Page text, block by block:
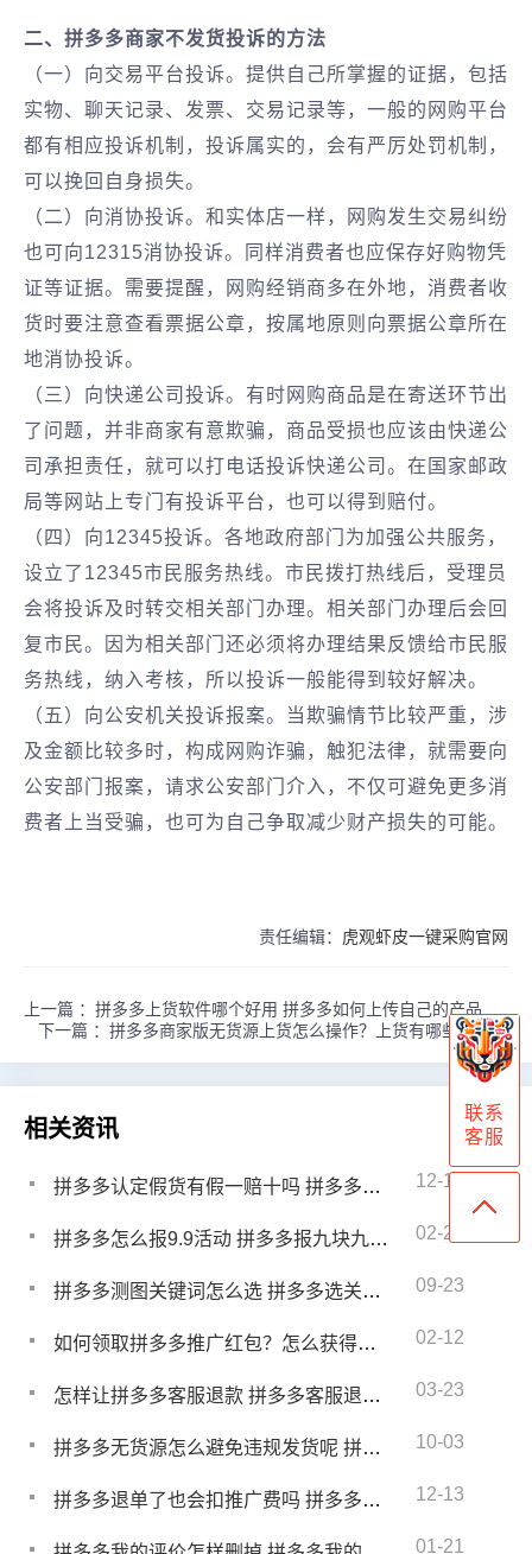
二、拼多多商家不发货投诉的方法
（一）向交易平台投诉。提供自己所掌握的证据，包括
实物、聊天记录、发票、交易记录等，一般的网购平台
都有相应投诉机制，投诉属实的，会有严厉处罚机制，
可以挽回自身损失。
（二）向消协投诉。和实体店一样，网购发生交易纠纷
也可向12315消协投诉。同样消费者也应保存好购物凭
证等证据。需要提醒，网购经销商多在外地，消费者收
货时要注意查看票据公章，按属地原则向票据公章所在
地消协投诉。
（三）向快递公司投诉。有时网购商品是在寄送环节出
了问题，并非商家有意欺骗，商品受损也应该由快递公
司承担责任，就可以打电话投诉快递公司。在国家邮政
局等网站上专门有投诉平台，也可以得到赔付。
（四）向12345投诉。各地政府部门为加强公共服务，
设立了12345市民服务热线。市民拨打热线后，受理员
会将投诉及时转交相关部门办理。相关部门办理后会回
复市民。因为相关部门还必须将办理结果反馈给市民服
务热线，纳入考核，所以投诉一般能得到较好解决。
（五）向公安机关投诉报案。当欺骗情节比较严重，涉
及金额比较多时，构成网购诈骗，触犯法律，就需要向
公安部门报案，请求公安部门介入，不仅可避免更多消
费者上当受骗，也可为自己争取减少财产损失的可能。
责任编辑： 虎观虾皮一键采购官网
上一篇 ： 拼多多上货软件哪个好用 拼多多如何上传自己的产品
下一篇 ： 拼多多商家版无货源上货怎么操作？上货有哪些技巧呢
相关资讯
拼多多认定假货有假一赔十吗 拼多多买到假货怎么理赔 12-13
拼多多怎么报9.9活动 拼多多报九块九活动技巧 02-26
拼多多测图关键词怎么选 拼多多选关键词技巧 09-23
如何领取拼多多推广红包？怎么获得免单券 02-12
怎样让拼多多客服退款 拼多多客服退款多久到账户 03-23
拼多多无货源怎么避免违规发货呢 拼多多无货源怎么避免违规发货行为 10-03
拼多多退单了也会扣推广费吗 拼多多推广退款的也扣钱吗 12-13
01-21
联系
客服